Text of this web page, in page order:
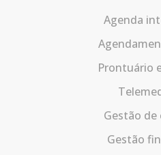
Agenda
Prontuário
Gestão
Gestão